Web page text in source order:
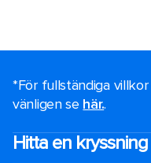
*För fullständiga
vänligen se här..
Hitta en kryssning